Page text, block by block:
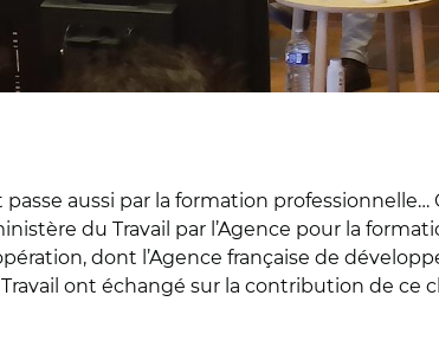
aussi par la formation
du Travail par l’Agence pour la
dont l’Agence française de
ont échangé sur la contribution de ce